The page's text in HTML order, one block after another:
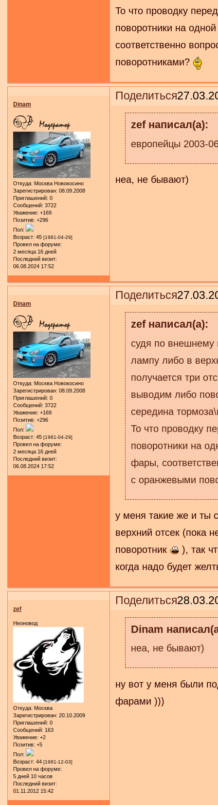
То что проводку
поворотники на
соответственно
поворотниками?
Поделиться
Dinam
Откуда: Москва Новокосино
Зарегистрирован: 08.09.2008
Приглашений: 0
Сообщений: 3722
Уважение: +169
Позитив: +296
Пол:
Возраст: 45 [1981-04-29]
Провел на форуме:
2 месяца 16 дней
Последний визит:
06.08.2024 17:52
zef написал(а):
европейцы 2003-
неа, не бывают)
Поделиться
Dinam
Откуда: Москва Новокосино
Зарегистрирован: 08.09.2008
Приглашений: 0
Сообщений: 3722
Уважение: +169
Позитив: +296
Пол:
Возраст: 45 [1981-04-29]
Провел на форуме:
2 месяца 16 дней
Последний визит:
06.08.2024 17:52
zef написал(а):
судя по внешнему
лампу либо в
получается три
выводим либо
середина
То что проводку
поворотники на
фары,
с оранжевыми
у меня такие же и ты
верхний отсек (пока
поворотник
), так
когда надо будет
Поделиться
zef
Неоновод
Откуда: Москва
Зарегистрирован: 20.10.2009
Приглашений: 0
Сообщений: 163
Уважение: +2
Позитив: +5
Пол:
Возраст: 44 [1981-12-03]
Провел на форуме:
5 дней 10 часов
Последний визит:
01.11.2012 15:42
Dinam
неа, не бывают)
ну вот у меня были
фарами )))